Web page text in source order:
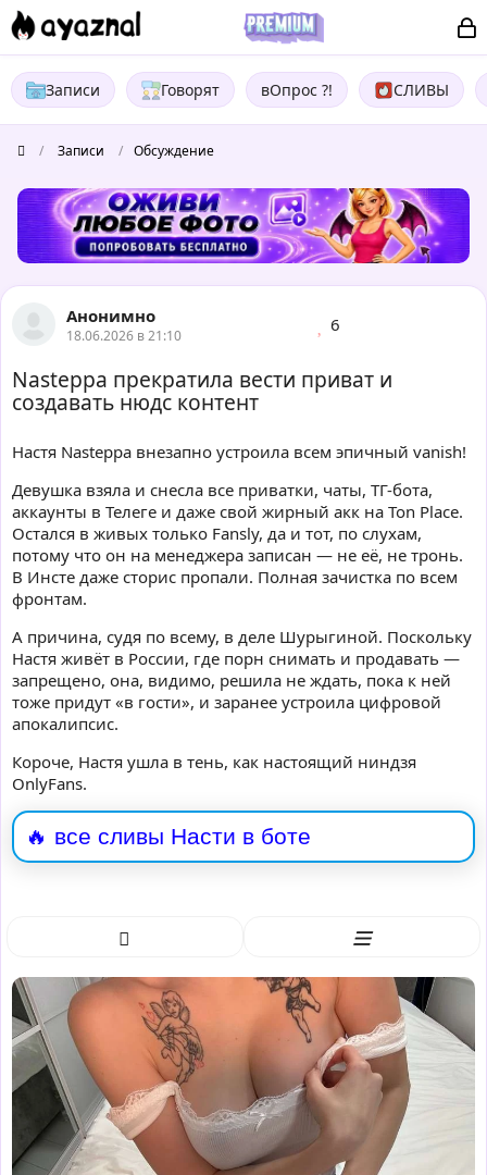
Записи Говорят вОпрос ?! СЛИВЫ
/ Записи / Обсуждение
Анонимно
18.06.2026 в 21:10 6
Nasteppa прекратила вести приват и
создавать нюдс контент
Настя Nasteppa внезапно устроила всем эпичный vanish!
Девушка взяла и снесла все приватки, чаты, ТГ-бота,
аккаунты в Телеге и даже свой жирный акк на Ton Place.
Остался в живых только Fansly, да и тот, по слухам,
потому что он на менеджера записан — не её, не тронь.
В Инсте даже сторис пропали. Полная зачистка по всем
фронтам.
А причина, судя по всему, в деле Шурыгиной. Поскольку
Настя живёт в России, где порн снимать и продавать —
запрещено, она, видимо, решила не ждать, пока к ней
тоже придут «в гости», и заранее устроила цифровой
апокалипсис.
Короче, Настя ушла в тень, как настоящий ниндзя
OnlyFans.
🔥 все сливы Насти в боте